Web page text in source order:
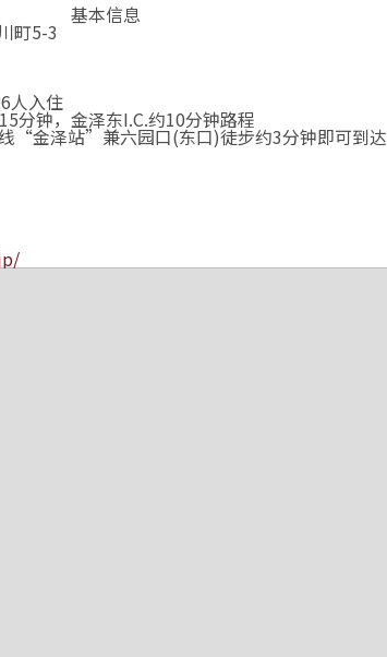
基本信息
町5-3
人入住
分钟，金泽东I.C.约10分钟路程
“金泽站”兼六园口(东口)徒步约3分钟即可到达